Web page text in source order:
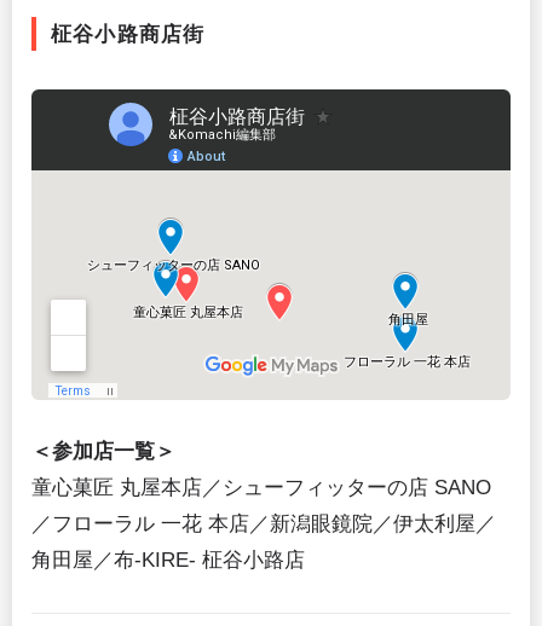
柾谷小路商店街
＜参加店一覧＞
童心菓匠 丸屋本店／シューフィッターの店 SANO
／フローラル 一花 本店／新潟眼鏡院／伊太利屋／
角田屋／布-KIRE- 柾谷小路店